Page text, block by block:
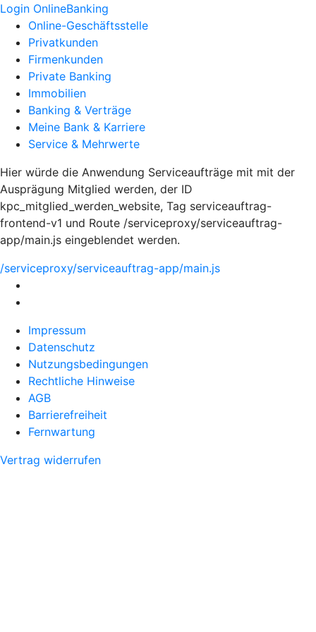
Login OnlineBanking
Online-Geschäftsstelle
Privatkunden
Firmenkunden
Private Banking
Immobilien
Banking & Verträge
Meine Bank & Karriere
Service & Mehrwerte
Hier würde die Anwendung Serviceaufträge mit mit der
Ausprägung Mitglied werden, der ID
kpc_mitglied_werden_website, Tag serviceauftrag-
frontend-v1 und Route /serviceproxy/serviceauftrag-
app/main.js eingeblendet werden.
/serviceproxy/serviceauftrag-app/main.js
Impressum
Datenschutz
Nutzungsbedingungen
Rechtliche Hinweise
AGB
Barrierefreiheit
Fernwartung
Vertrag widerrufen